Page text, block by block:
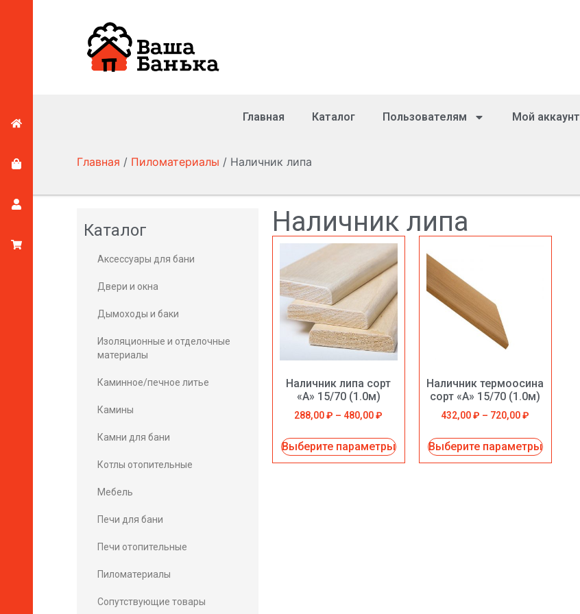
Главная Каталог Пользователям Мой аккаунт
Главная / Пиломатериалы / Наличник липа
Каталог
Аксессуары для бани
Двери и окна
Дымоходы и баки
Изоляционные и отделочные
материалы
Каминное/печное литье
Камины
Камни для бани
Котлы отопительные
Мебель
Печи для бани
Печи отопительные
Пиломатериалы
Сопутствующие товары
Наличник липа
Наличник липа сорт
«А» 15/70 (1.0м)
288,00₽ – 480,00₽
Выберите параметры
Наличник термоосина
сорт «А» 15/70 (1.0м)
432,00₽ – 720,00₽
Выберите параметры